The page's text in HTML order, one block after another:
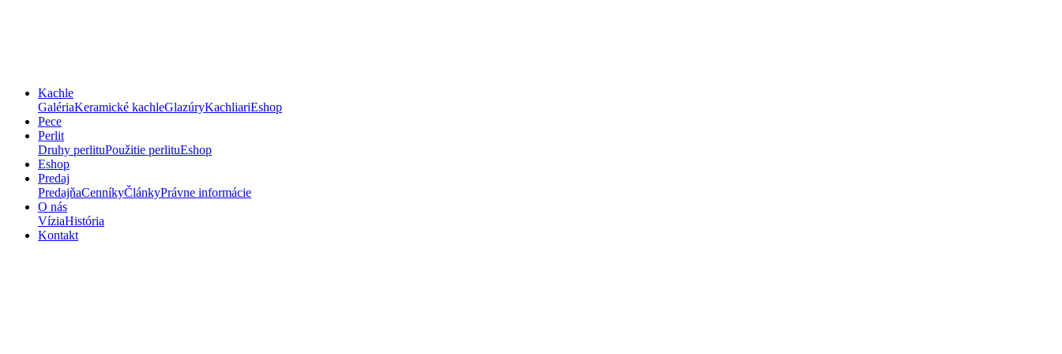
Kachle
GalériaKeramické kachleGlazúryKachliariEshop
Pece
Perlit
Druhy perlituPoužitie perlituEshop
Eshop
Predaj
PredajňaCenníkyČlánkyPrávne informácie
O nás
VíziaHistória
Kontakt